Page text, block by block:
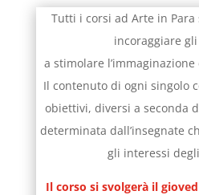
Tutti i corsi ad Arte in
incoraggiare
a stimolare
Il contenuto di ogni singolo
obiettivi, diversi a seconda
determinata dall’insegnate
gli interessi
Il corso si svolgerà il